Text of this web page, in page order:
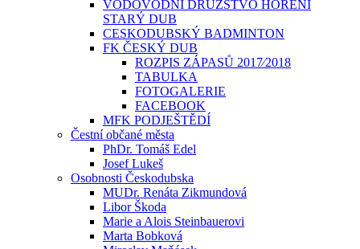
VODOVODNÍ DRUŽSTVO HOŘENÍ
STARÝ DUB
CESKODUBSKÝ BADMINTON
FK ČESKÝ DUB
ROZPIS ZÁPASŮ 2017⁄2018
TABULKA
FOTOGALERIE
FACEBOOK
MFK PODJEŠTĚDÍ
Čestní občané města
PhDr. Tomáš Edel
Josef Lukeš
Osobnosti Českodubska
MUDr. Renáta Zikmundová
Libor Škoda
Marie a Alois Steinbauerovi
Marta Bobková